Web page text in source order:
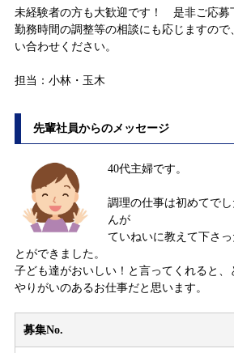
未経験者の方も大歓迎です！ 是非ご応募
勤務時間の調整等の相談にも応じますので
い合わせください。
担当：小林・玉木
先輩社員からのメッセージ
40代主婦です。
調理の仕事は初めてで
んが
ていねいに教えて下さ
とができました。
子ども達がおいしい！と言ってくれると、
やりがいのあるお仕事だと思います。
募集No.